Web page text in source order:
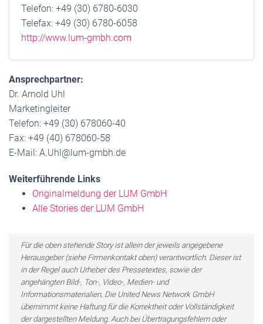
Telefon: +49 (30) 6780-6030
Telefax: +49 (30) 6780-6058
http://www.lum-gmbh.com
Ansprechpartner:
Dr. Arnold Uhl
Marketingleiter
Telefon: +49 (30) 678060-40
Fax: +49 (40) 678060-58
E-Mail: A.Uhl@lum-gmbh.de
Weiterführende Links
Originalmeldung der LUM GmbH
Alle Stories der LUM GmbH
Für die oben stehende Story ist allein der jeweils angegebene
Herausgeber (siehe Firmenkontakt oben) verantwortlich. Dieser ist
in der Regel auch Urheber des Pressetextes, sowie der
angehängten Bild-, Ton-, Video-, Medien- und
Informationsmaterialien. Die United News Network GmbH
übernimmt keine Haftung für die Korrektheit oder Vollständigkeit
der dargestellten Meldung. Auch bei Übertragungsfehlern oder